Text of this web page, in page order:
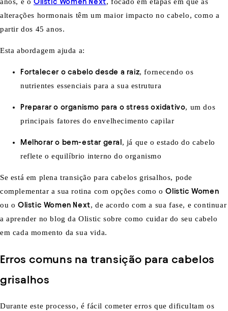
alterações hormonais têm um maior impacto no cabelo, como a
partir dos 45 anos.
Esta abordagem ajuda a:
Fortalecer o cabelo desde a raiz, fornecendo os
nutrientes essenciais para a sua estrutura
Preparar o organismo para o stress oxidativo, um dos
principais fatores do envelhecimento capilar
Melhorar o bem-estar geral , já que o estado do cabelo
reflete o equilíbrio interno do organismo
Se está em plena transição para cabelos grisalhos, pode
complementar a sua rotina com opções como oOlistic Women
ou o Olistic Women Next, de acordo com a sua fase, e continuar
a aprender no blog da Olistic sobre como cuidar do seu cabelo
em cada momento da sua vida.
Erros comuns na transição para cabelos
grisalhos
Durante este processo, é fácil cometer erros que dificultam os